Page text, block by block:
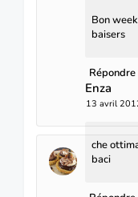
Bon
baisers
Répondre
Enza
13 avril
che
baci